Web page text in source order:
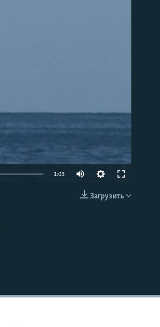
EMBED
1:03
Загрузить